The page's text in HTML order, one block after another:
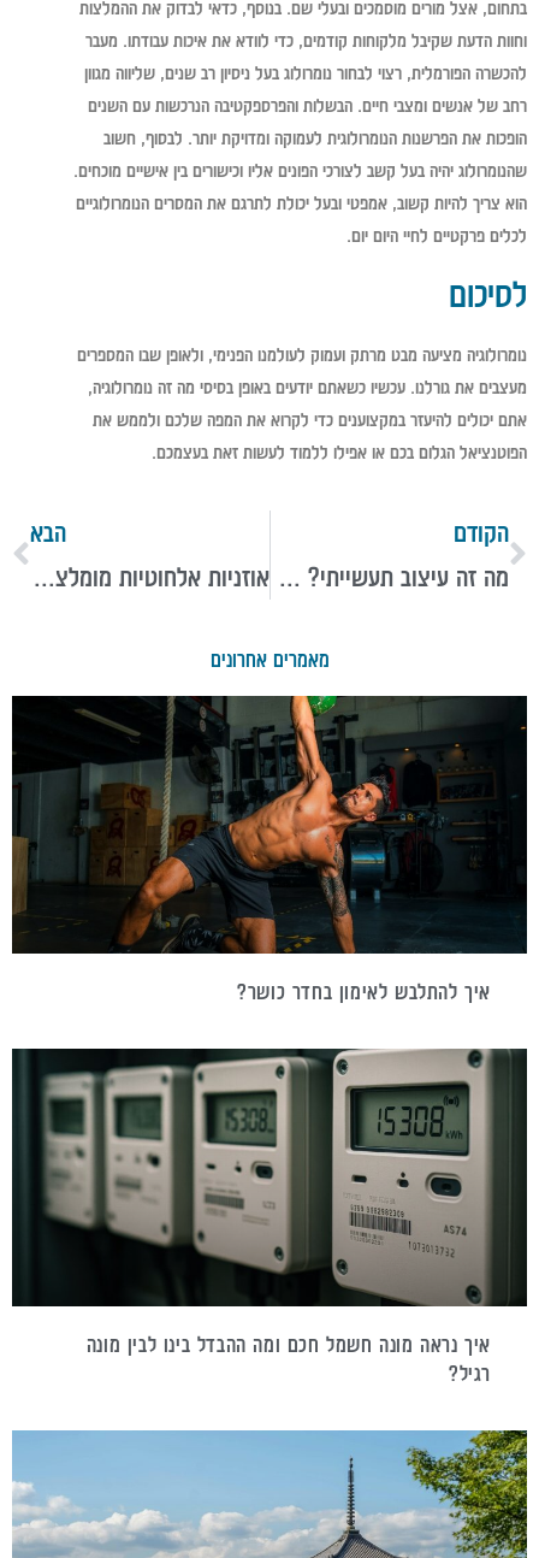
בתחום, אצל מורים מוסמכים ובעלי שם. בנוסף, כדאי לבדוק את ההמלצות
וחוות הדעת שקיבל מלקוחות קודמים, כדי לוודא את איכות עבודתו. מעבר
להכשרה הפורמלית, רצוי לבחור נומרולוג בעל ניסיון רב שנים, שליווה מגוון
רחב של אנשים ומצבי חיים. הבשלות והפרספקטיבה הנרכשות עם השנים
הופכות את הפרשנות הנומרולוגית לעמוקה ומדויקת יותר. לבסוף, חשוב
שהנומרולוג יהיה בעל קשב לצורכי הפונים אליו וכישורים בין אישיים מוכחים.
הוא צריך להיות קשוב, אמפטי ובעל יכולת לתרגם את המסרים הנומרולוגיים
לכלים פרקטיים לחיי היום יום.
לסיכום
נומרולוגיה מציעה מבט מרתק ועמוק לעולמנו הפנימי, ולאופן שבו המספרים
מעצבים את גורלנו. עכשיו כשאתם יודעים באופן בסיסי מה זה נומרולוגיה,
אתם יכולים להיעזר במקצוענים כדי לקרוא את המפה שלכם ולממש את
הפוטנציאל הגלום בכם או אפילו ללמוד לעשות זאת בעצמכם.
הקודם
מה זה עיצוב תעשייתי? המפתח להצלחת מוצר בשוק התחרותי
הבא
אוזניות אלחוטיות מומלצות: ככה תבחרו את הזוג המושלם
מאמרים אחרונים
איך להתלבש לאימון בחדר כושר?
איך נראה מונה חשמל חכם ומה ההבדל בינו לבין מונה
רגיל?